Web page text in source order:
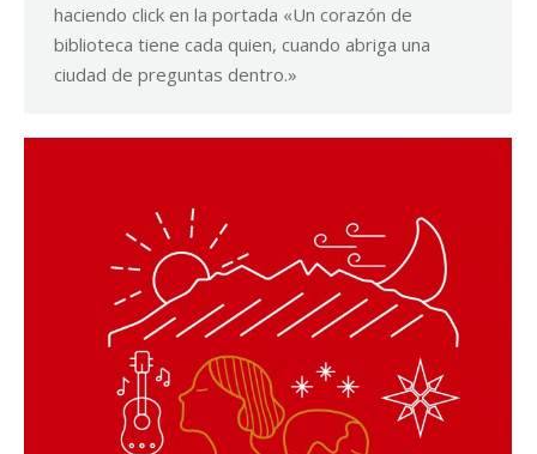
haciendo click en la portada «Un corazón de
biblioteca tiene cada quien, cuando abriga una
ciudad de preguntas dentro.»